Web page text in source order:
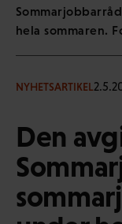
hela sommaren.
NYHETSARTIKEL
Den